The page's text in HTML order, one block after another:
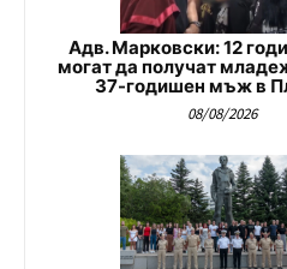
Адв. Марковски: 12
могат да получат
37-годишен мъж в
08/08/2026